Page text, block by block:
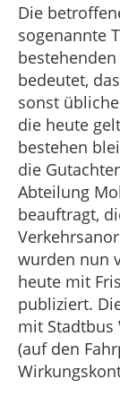
Die
sogenannte
bedeutet,
sonst
die heute
bestehen
die
Abteilung
beauftragt,
wurden nun
heute mit
publiziert.
mit Stadtbus
(auf den